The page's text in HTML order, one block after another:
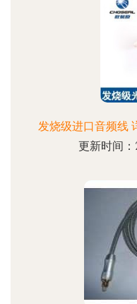
发烧级进口音频线
更新时间